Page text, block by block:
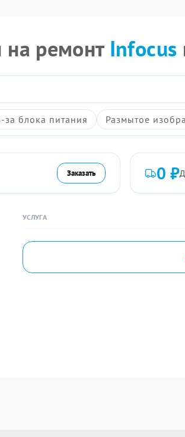
ремонт Infocus
блока питания Размытое
Заказать 0 ₽
УСЛУГА